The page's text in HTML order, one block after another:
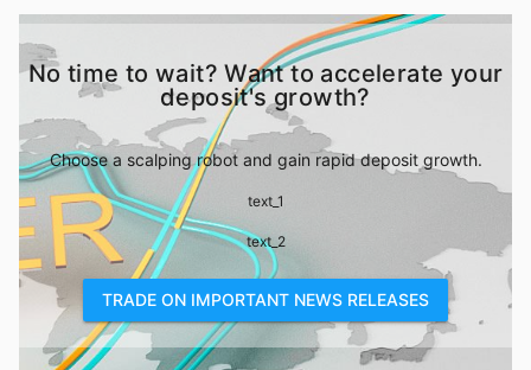
No time to wait? Want to accelerate your
deposit's growth?
Choose a scalping robot and gain rapid deposit growth.
text_1
text_2
TRADE ON IMPORTANT NEWS RELEASES